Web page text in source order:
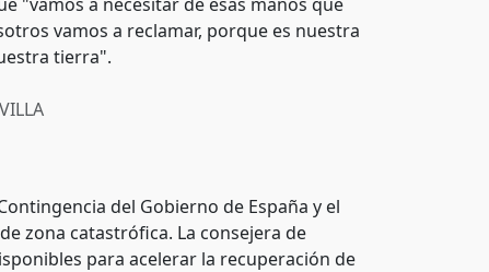
vamos a reclamar, porque es nuestra
tierra".
del Gobierno de España y el
zona catastrófica. La consejera de
para acelerar la recuperación de